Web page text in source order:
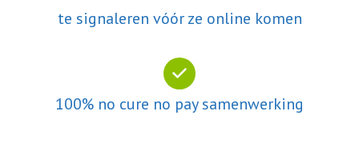
te signaleren vóór ze online komen
100% no cure no pay samenwerking